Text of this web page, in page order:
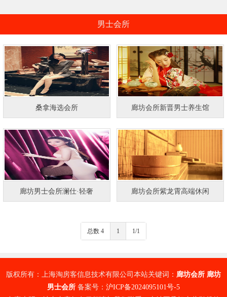
男士会所
桑拿海选会所 廊坊会所新晋男士养生馆
廊坊男士会所澜仕·轻奢 廊坊会所紫龙霄高端休闲
总数 4 1 1/1
版权所有：上海淘房客信息技术有限公司本站关键词： 廊坊会所 廊坊
男士会所 备案号： 沪ICP备2024095101号-5